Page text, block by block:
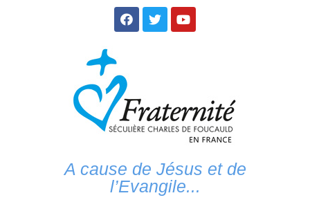
A cause de Jésus et de
l’Evangile...